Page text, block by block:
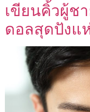
เขียนคิ้วผู้ช
ดอลสุดปังแ